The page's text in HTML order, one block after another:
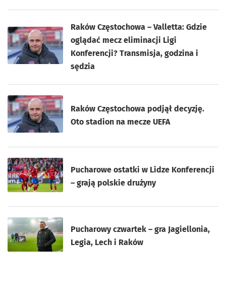
Raków Częstochowa – Valletta: Gdzie
oglądać mecz eliminacji Ligi
Konferencji? Transmisja, godzina i
sędzia
Raków Częstochowa podjął decyzję.
Oto stadion na mecze UEFA
Pucharowe ostatki w Lidze Konferencji
– grają polskie drużyny
Pucharowy czwartek – gra Jagiellonia,
Legia, Lech i Raków